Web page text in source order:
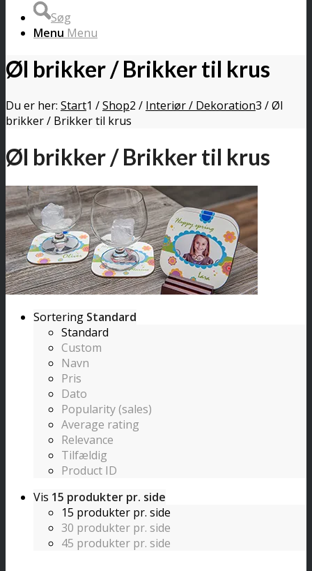
Søg
Menu Menu
Øl brikker / Brikker til krus
Du er her: Start1 /Shop2 / Interiør / Dekoration3 /Øl
brikker / Brikker til krus
Øl brikker / Brikker til krus
Sortering Standard
Standard
Custom
Navn
Pris
Dato
Popularity (sales)
Average rating
Relevance
Tilfældig
Product ID
Vis 15 produkter pr. side
15 produkter pr. side
30 produkter pr. side
45 produkter pr. side